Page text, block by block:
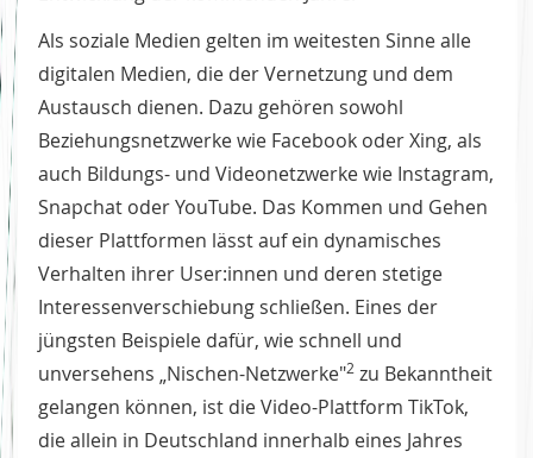
Als soziale Medien gelten im weitesten Sinne alle
digitalen Medien, die der Vernetzung und dem
Austausch dienen. Dazu gehören sowohl
Beziehungsnetzwerke wie Facebook oder Xing, als
auch Bildungs- und Videonetzwerke wie Instagram,
Snapchat oder YouTube. Das Kommen und Gehen
dieser Plattformen lässt auf ein dynamisches
Verhalten ihrer User:innen und deren stetige
Interessenverschiebung schließen. Eines der
jüngsten Beispiele dafür, wie schnell und
unversehens „Nischen-Netzwerke"2 zu Bekanntheit
gelangen können, ist die Video-Plattform TikTok,
die allein in Deutschland innerhalb eines Jahres